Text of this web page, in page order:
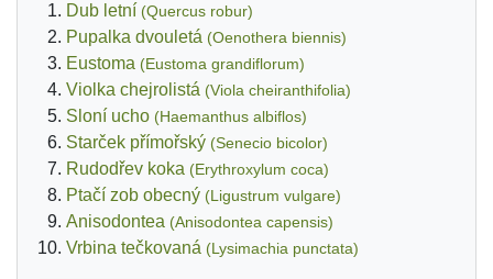
Dub letní (Quercus robur)
Pupalka dvouletá (Oenothera biennis)
Eustoma (Eustoma grandiflorum)
Violka chejrolistá (Viola cheiranthifolia)
Sloní ucho (Haemanthus albiflos)
Starček přímořský (Senecio bicolor)
Rudodřev koka (Erythroxylum coca)
Ptačí zob obecný (Ligustrum vulgare)
Anisodontea (Anisodontea capensis)
Vrbina tečkovaná (Lysimachia punctata)